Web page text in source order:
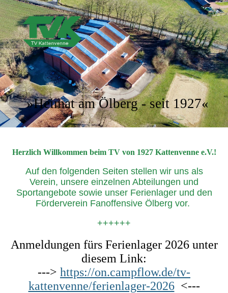
»Heimat am Ölberg - seit 1927«
Herzlich Willkommen beim TV von 1927 Kattenvenne e.V.!
Auf den folgenden Seiten stellen wir uns als
Verein, unsere einzelnen Abteilungen und
Sportangebote sowie unser Ferienlager und den
Förderverein Fanoffensive Ölberg vor.
++++++
Anmeldungen fürs Ferienlager 2026 unter
diesem Link:
---> https://on.campflow.de/tv-
kattenvenne/ferienlager-2026<---